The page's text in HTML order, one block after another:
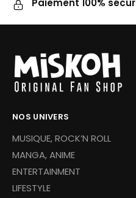
Paiement 100%
NOS UNIVERS
MUSIQUE, ROCK’N ROLL
MANGA, ANIME
ENTERTAINMENT
LIFESTYLE